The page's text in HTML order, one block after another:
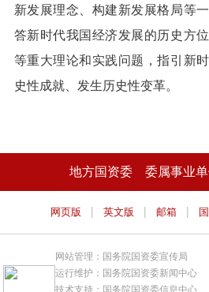
新发展理念、构建新发展格局等
答新时代我国经济发展的历史方
等重大理论和实践问题，指引新
史性成就、发生历史性变革。
地方国资委 委属事业
网页版 | 英文版 | 邮箱 |
网站管理：国务院国资委宣传局
运行维护：国务院国资委新闻中心
技术支持：国务院国资委信息中心